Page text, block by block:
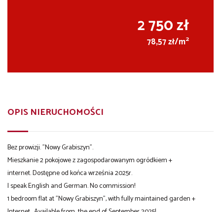
2 750 zł
78,57 zł/m2
OPIS NIERUCHOMOŚCI
Bez prowizji. "Nowy Grabiszyn".
Mieszkanie 2 pokojowe z zagospodarowanym ogródkiem +
internet. Dostępne od końca września 2025r.
I speak English and German. No commission!
1 bedroom flat at "Nowy Grabiszyn", with fully maintained garden +